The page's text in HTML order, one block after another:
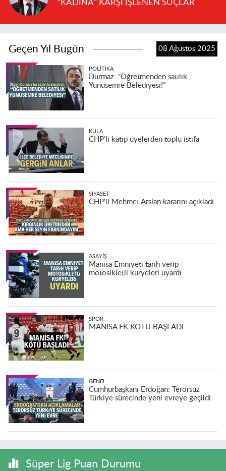
“KADINA” KARŞI İŞLENEN SUÇLAR
Geçen Yıl Bugün 08 Ağustos 2025
POLITIKA
Durmaz: “Öğretmenden satılık
Yunusemre Belediyesi!”
KULA
CHP’li katip üyelerden toplu istifa
SIYASET
CHP'li Mehmet Arslan kararını açıkladı
ASAYIŞ
Manisa Emniyeti tarih verip
motosikletli kuryeleri uyardı
SPOR
MANİSA FK KÖTÜ BAŞLADI
GENEL
Cumhurbaşkanı Erdoğan: Terörsüz
Türkiye sürecinde yeni evreye geçildi
Süper Lig Puan Durumu